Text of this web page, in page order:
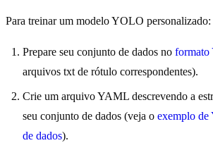
Para treinar um modelo YOLO personalizado:
Prepare seu conjunto de dados no
arquivos txt de rótulo correspondentes).
Crie um arquivo YAML descrevendo a
seu conjunto de dados (veja o exemplo
de dados).